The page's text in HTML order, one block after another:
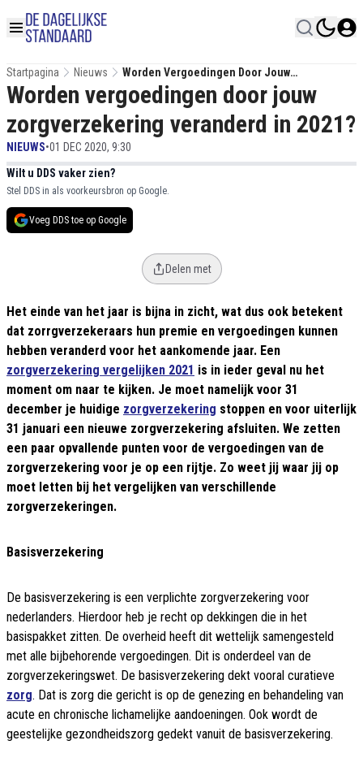
Startpagina Nieuws
Worden Vergoedingen Door Jouw
Zorgverzekering Veranderd In 2021?
Worden vergoedingen door jouw
zorgverzekering veranderd in 2021?
NIEUWS•01 DEC 2020, 9:30
Wilt u DDS vaker zien?
Stel DDS in als voorkeursbron op Google.
Voeg DDS toe op Google
Delen met
Het einde van het jaar is bijna in zicht, wat dus ook betekent
dat zorrgverzekeraars hun premie en vergoedingen kunnen
hebben veranderd voor het aankomende jaar. Een
zorgverzekering vergelijken 2021 is in ieder geval nu het
moment om naar te kijken. Je moet namelijk voor 31
december je huidige zorgverzekering stoppen en voor uiterlijk
31 januari een nieuwe zorgverzekering afsluiten. We zetten
een paar opvallende punten voor de vergoedingen van de
zorgverzekering voor je op een rijtje. Zo weet jij waar jij op
moet letten bij het vergelijken van verschillende
zorgverzekeringen.
Basisverzekering
De basisverzekering is een verplichte zorgverzekering voor
nederlanders. Hierdoor heb je recht op dekkingen die in het
basispakket zitten. De overheid heeft dit wettelijk samengesteld
met alle bijbehorende vergoedingen. Dit is onderdeel van de
zorgverzekeringswet. De basisverzekering dekt vooral curatieve
zorg. Dat is zorg die gericht is op de genezing en behandeling van
acute en chronische lichamelijke aandoeningen. Ook wordt de
geestelijke gezondheidszorg gedekt vanuit de basisverzekering.